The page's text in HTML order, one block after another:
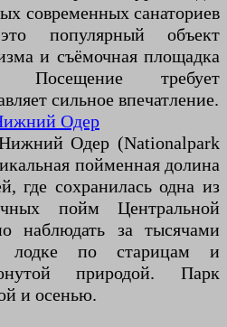
современных санаториев
популярный объект
и съёмочная площадка
Посещение требует
сильное впечатление.
Одер
Одер (Nationalpark
пойменная долина
где сохранилась одна из
пойм Центральной
наблюдать за тысячами
лодке по старицам и
природой. Парк
и осенью.